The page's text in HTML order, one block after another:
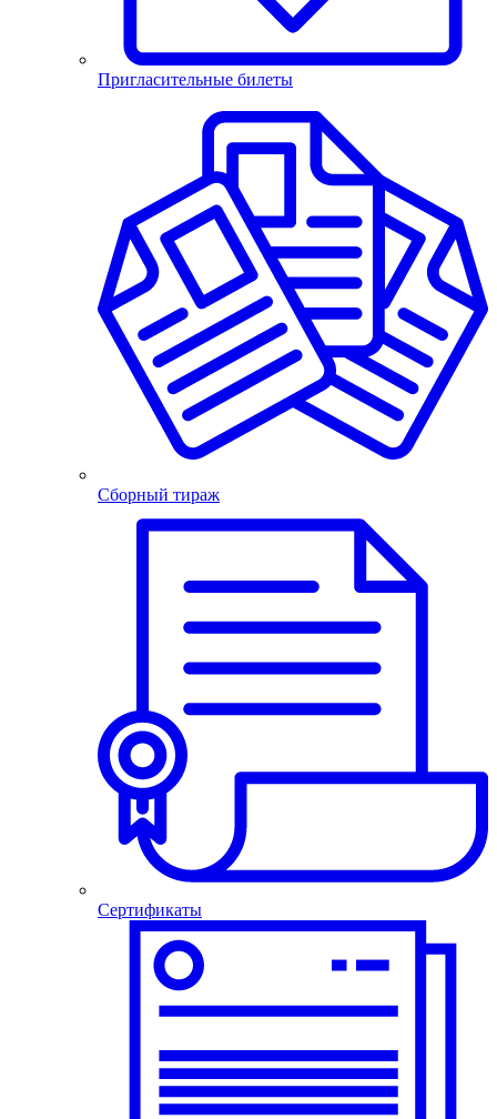
Пригласительные билеты
Сборный тираж
Сертификаты